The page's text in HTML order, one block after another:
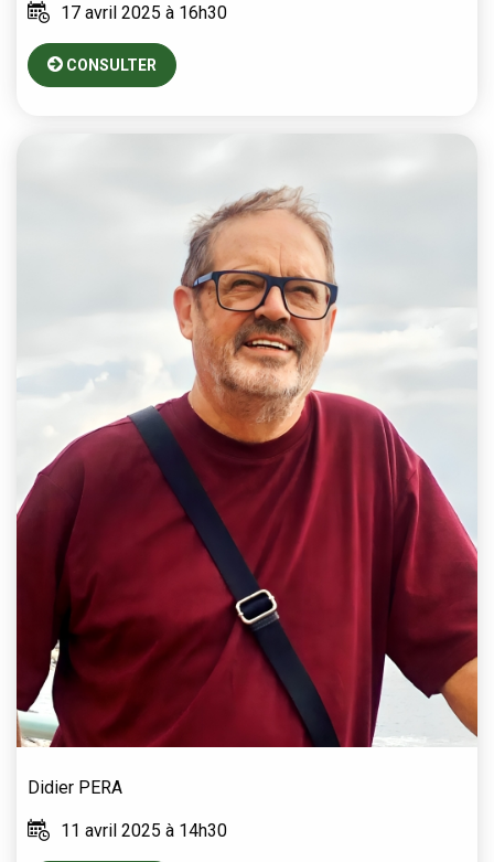
17 avril 2025 à 16h30
CONSULTER
Didier PERA
11 avril 2025 à 14h30